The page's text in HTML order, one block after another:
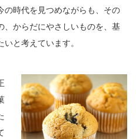
の時代を見つめながらも、その
、からだにやさしいものを、基
と考えています。